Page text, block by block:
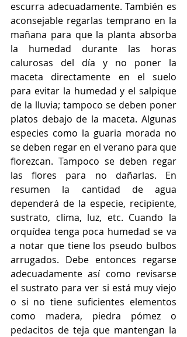
escurra adecuadamente. También es
aconsejable regarlas temprano en la
mañana para que la planta absorba
la humedad durante las horas
calurosas del día y no poner la
maceta directamente en el suelo
para evitar la humedad y el salpique
de la lluvia; tampoco se deben poner
platos debajo de la maceta. Algunas
especies como la guaria morada no
se deben regar en el verano para que
florezcan. Tampoco se deben regar
las flores para no dañarlas. En
resumen la cantidad de agua
dependerá de la especie, recipiente,
sustrato, clima, luz, etc. Cuando la
orquídea tenga poca humedad se va
a notar que tiene los pseudo bulbos
arrugados. Debe entonces regarse
adecuadamente así como revisarse
el sustrato para ver si está muy viejo
o si no tiene suficientes elementos
como madera, piedra pómez o
pedacitos de teja que mantengan la